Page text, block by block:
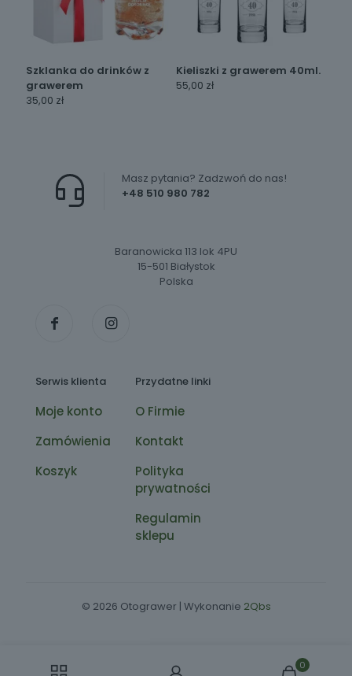
Szklanka do drinków z
grawerem
35,00 zł
Kieliszki z grawerem 40ml.
55,00 zł
+48 510 980 782
Masz pytania? Zadzwoń do nas!
Baranowicka 113 lok 4PU
15-501 Białystok
Polska
Serwis klienta
Moje konto
Zamówienia
Koszyk
Przydatne linki
O Firmie
Kontakt
Polityka
prywatności
Regulamin
sklepu
© 2026 Otograwer | Wykonanie 2Qbs
0